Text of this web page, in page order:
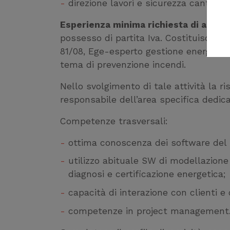
direzione lavori e sicurezza cantieri.
Esperienza minima richiesta di
possesso di partita Iva. Costituiscono
81/08, Ege-esperto gestione energia,
tema di prevenzione incendi.
Nello svolgimento di tale attività la
responsabile dell’area specifica
Competenze trasversali:
ottima conoscenza dei software
utilizzo abituale SW di
diagnosi e certificazione energetica;
capacità di interazione con clienti e
competenze in project management.